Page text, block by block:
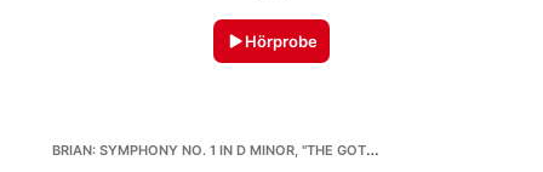
Hörprobe
BRIAN: SYMPHONY NO. 1 IN D MINOR, "THE GOTHIC", PART I